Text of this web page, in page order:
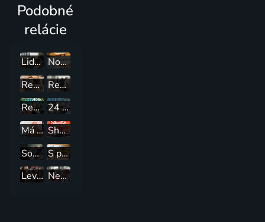
Podobné
relácie
Lidé z aljašských lesů
Nový mistr pekař: Paříž
Realitní manželství
Renovace na ostro
Renovace na Havaji
24 za 24: Poslední kuchař vyhrává III: Třetí směna
Má pekelná kočka
Shortyho vysněný obchod
Souboj bratrů: Michael proti Bryanovi
S podporou celebrit
Levné staré domy I: JE. TO. TAK. STARÉ
Neprodejné domy